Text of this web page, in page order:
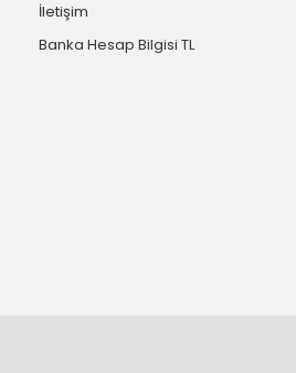
İletişim
Banka Hesap Bilgisi TL